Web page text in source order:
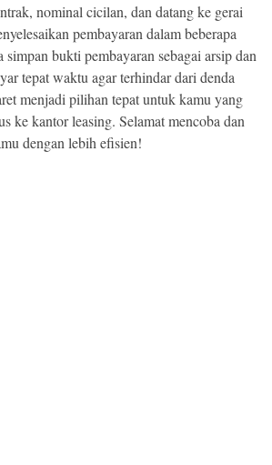
nominal cicilan, dan datang ke gerai
pembayaran dalam beberapa
simpan bukti pembayaran sebagai arsip dan
tepat waktu agar terhindar dari denda
menjadi pilihan tepat untuk kamu yang
ke kantor leasing. Selamat mencoba dan
dengan lebih efisien!